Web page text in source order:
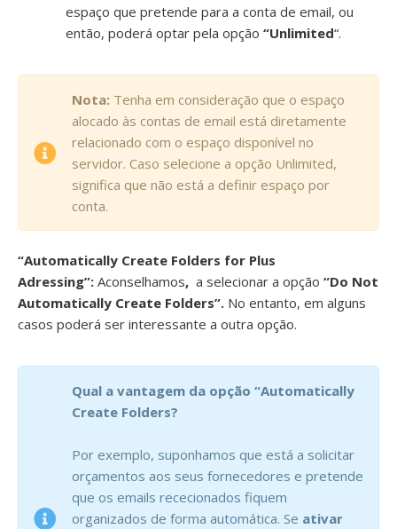
espaço que pretende para a conta de email, ou
então, poderá optar pela opção “Unlimited“.
Nota: Tenha em consideração que o espaço
alocado às contas de email está diretamente
relacionado com o espaço disponível no
servidor. Caso selecione a opção Unlimited,
significa que não está a definir espaço por
conta.
“Automatically Create Folders for Plus
Adressing”: Aconselhamos, a selecionar a opção “Do Not
Automatically Create Folders”. No entanto, em alguns
casos poderá ser interessante a outra opção.
Qual a vantagem da opção “Automatically
Create Folders?
Por exemplo, suponhamos que está a solicitar
orçamentos aos seus fornecedores e pretende
que os emails rececionados fiquem
organizados de forma automática. Se ativar